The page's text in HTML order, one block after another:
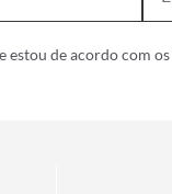
estou de acordo com os